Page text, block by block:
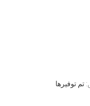
تم توفيرها